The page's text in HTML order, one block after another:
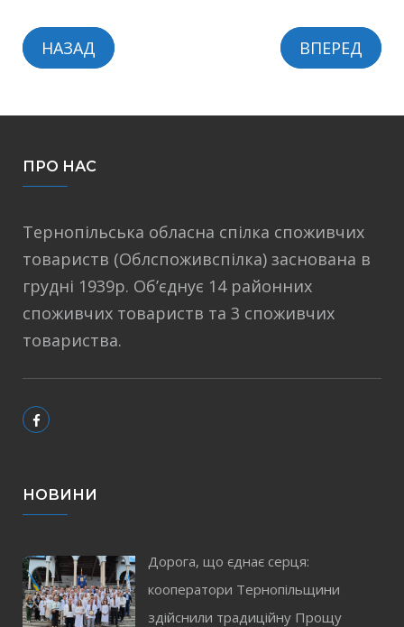
НАЗАД ВПЕРЕД
ПРО НАС
Тернопільська обласна спілка споживчих
товариств (Облспоживспілка) заснована в
грудні 1939р. Об’єднує 14 районних
споживчих товариств та 3 споживчих
товариства.
НОВИНИ
Дорога, що єднає серця:
кооператори Тернопільщини
здійснили традиційну Прощу